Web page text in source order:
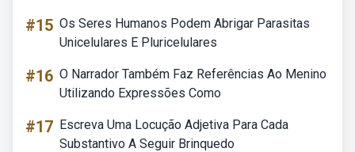
#15 Os Seres Humanos Podem Abrigar Parasitas
Unicelulares E Pluricelulares
#16 O Narrador Também Faz Referências Ao Menino
Utilizando Expressões Como
#17 Escreva Uma Locução Adjetiva Para Cada
Substantivo A Seguir Brinquedo